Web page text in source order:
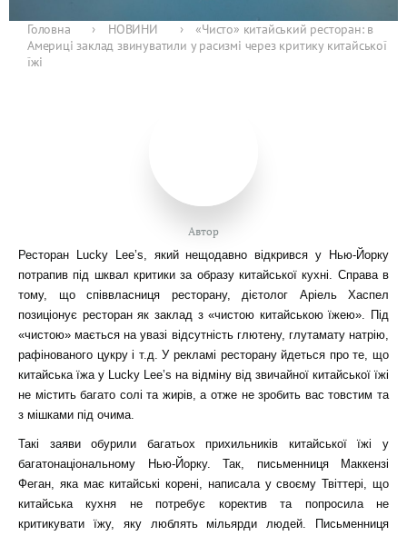
Головна › НОВИНИ ›
«Чисто» китайський ресторан: в
Америці заклад звинуватили у расизмі через критику китайської
їжі
Автор
Ресторан Lucky Lee’s, який нещодавно відкрився у Нью-Йорку
потрапив під шквал критики за образу китайської кухні. Справа в
тому, що співвласниця ресторану, дієтолог Аріель Хаспел
позиціонує ресторан як заклад з «чистою китайською їжею». Під
«чистою» мається на увазі відсутність глютену, глутамату натрію,
рафінованого цукру і т.д. У рекламі ресторану йдеться про те, що
китайська їжа у Lucky Lee’s на відміну від звичайної китайської їжі
не містить багато солі та жирів, а отже не зробить вас товстим та
з мішками під очима.
Такі заяви обурили багатьох прихильників китайської їжі у
багатонаціональному Нью-Йорку. Так, письменниця Маккензі
Феган, яка має китайські корені, написала у своєму Твіттері, що
китайська кухня не потребує коректив та попросила не
критикувати їжу, яку люблять мільярди людей. Письменниця